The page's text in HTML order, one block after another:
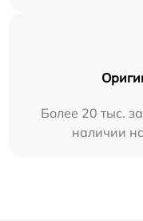
Более 20 тыс.
наличии